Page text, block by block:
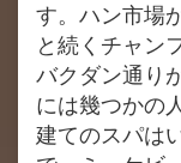
す。ハン市場
と続くチャン
バクダン通り
には幾つかの
建てのスパは